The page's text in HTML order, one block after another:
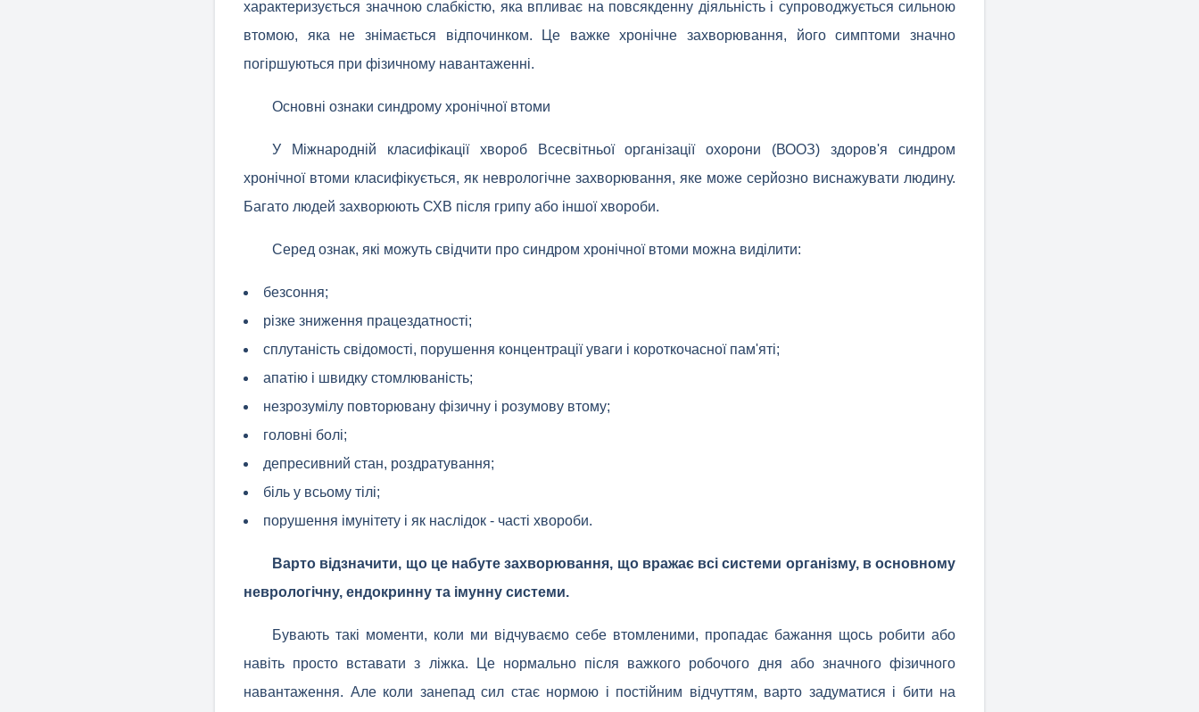
характеризується значною слабкістю, яка впливає на повсякденну діяльність і супроводжується сильною
втомою, яка не знімається відпочинком. Це важке хронічне захворювання, його симптоми значно
погіршуються при фізичному навантаженні.
Основні ознаки синдрому хронічної втоми
У Міжнародній класифікації хвороб Всесвітньої організації охорони (ВООЗ) здоров'я синдром
хронічної втоми класифікується, як неврологічне захворювання, яке може серйозно виснажувати людину.
Багато людей захворюють СХВ після грипу або іншої хвороби.
Серед ознак, які можуть свідчити про синдром хронічної втоми можна виділити:
безсоння;
різке зниження працездатності;
сплутаність свідомості, порушення концентрації уваги і короткочасної пам'яті;
апатію і швидку стомлюваність;
незрозумілу повторювану фізичну і розумову втому;
головні болі;
депресивний стан, роздратування;
біль у всьому тілі;
порушення імунітету і як наслідок - часті хвороби.
Варто відзначити, що це набуте захворювання, що вражає всі системи організму, в основному
неврологічну, ендокринну та імунну системи.
Бувають такі моменти, коли ми відчуваємо себе втомленими, пропадає бажання щось робити або
навіть просто вставати з ліжка. Це нормально після важкого робочого дня або значного фізичного
навантаження. Але коли занепад сил стає нормою і постійним відчуттям, варто задуматися і бити на